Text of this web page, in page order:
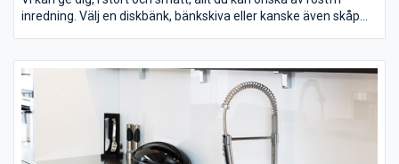
inredning. Välj en diskbänk, bänkskiva eller kanske även skåp